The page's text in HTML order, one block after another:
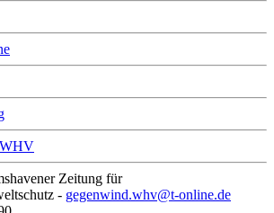
Zeitung für
- gegenwind.whv@t-online.de